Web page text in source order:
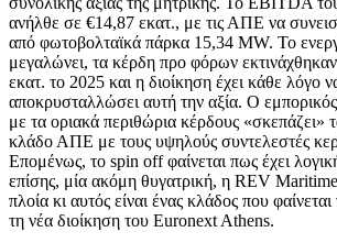
ανήλθε σε €14,87 εκατ., με τις ΑΠΕ να
από φωτοβολταϊκά πάρκα 15,34 MW. Το
μεγαλώνει, τα κέρδη προ φόρων
εκατ. το 2025 και η διοίκηση έχει κάθε λόγο
αποκρυσταλλώσει αυτή την αξία. O
με τα οριακά περιθώρια κέρδους «σκεπάζει»
κλάδο ΑΠΕ με τους υψηλούς συντελεστές
Επομένως, το spin off φαίνεται πως έχει
επίσης, μία ακόμη θυγατρική, η REV Maritime
πλοία κι αυτός είναι ένας κλάδος που
τη νέα διοίκηση του Euronext Athens.